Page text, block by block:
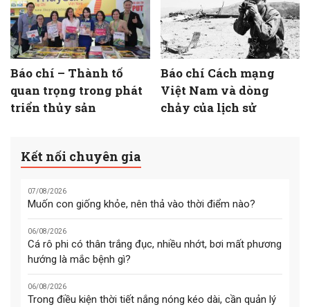
Báo chí – Thành tố
quan trọng trong phát
triển thủy sản
Báo chí Cách mạng
Việt Nam và dòng
chảy của lịch sử
Kết nối chuyên gia
07/08/2026
Muốn con giống khỏe, nên thả vào thời điểm nào?
06/08/2026
Cá rô phi có thân trắng đục, nhiều nhớt, bơi mất phương
hướng là mắc bệnh gì?
06/08/2026
Trong điều kiện thời tiết nắng nóng kéo dài, cần quản lý